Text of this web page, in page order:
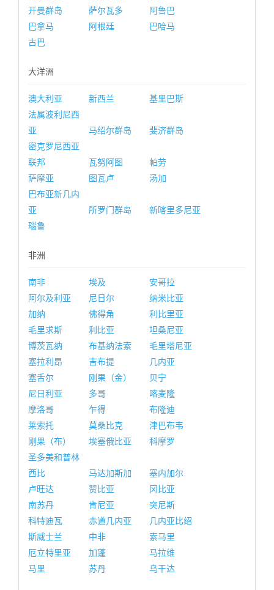
开曼群岛
萨尔瓦多
阿鲁巴
巴拿马
阿根廷
巴哈马
古巴
大洋洲
澳大利亚 新西兰
基里巴斯
法属波利尼西
亚
马绍尔群岛
斐济群岛
密克罗尼西亚
联邦
瓦努阿图
帕劳
萨摩亚
图瓦卢
汤加
巴布亚新几内
亚
所罗门群岛
新喀里多尼亚
瑙鲁
非洲
南非 埃及
安哥拉
阿尔及利亚
尼日尔
纳米比亚
加纳
佛得角
利比里亚
毛里求斯
利比亚
坦桑尼亚
博茨瓦纳
布基纳法索
毛里塔尼亚
塞拉利昂
吉布提
几内亚
塞舌尔
刚果（金）
贝宁
尼日利亚
多哥
喀麦隆
摩洛哥
乍得
布隆迪
莱索托
莫桑比克
津巴布韦
刚果（布）
埃塞俄比亚
科摩罗
圣多美和普林
西比
马达加斯加
塞内加尔
卢旺达
赞比亚
冈比亚
南苏丹
肯尼亚
突尼斯
科特迪瓦
赤道几内亚
几内亚比绍
斯威士兰
中非
索马里
厄立特里亚
加蓬
马拉维
马里
苏丹 乌干达